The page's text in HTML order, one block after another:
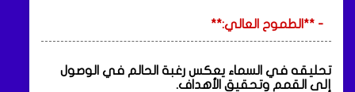
- **الطموح العالي:**
تحليقه في السماء يعكس رغبة الحالم في الوصول
إلى القمم وتحقيق الأهداف.